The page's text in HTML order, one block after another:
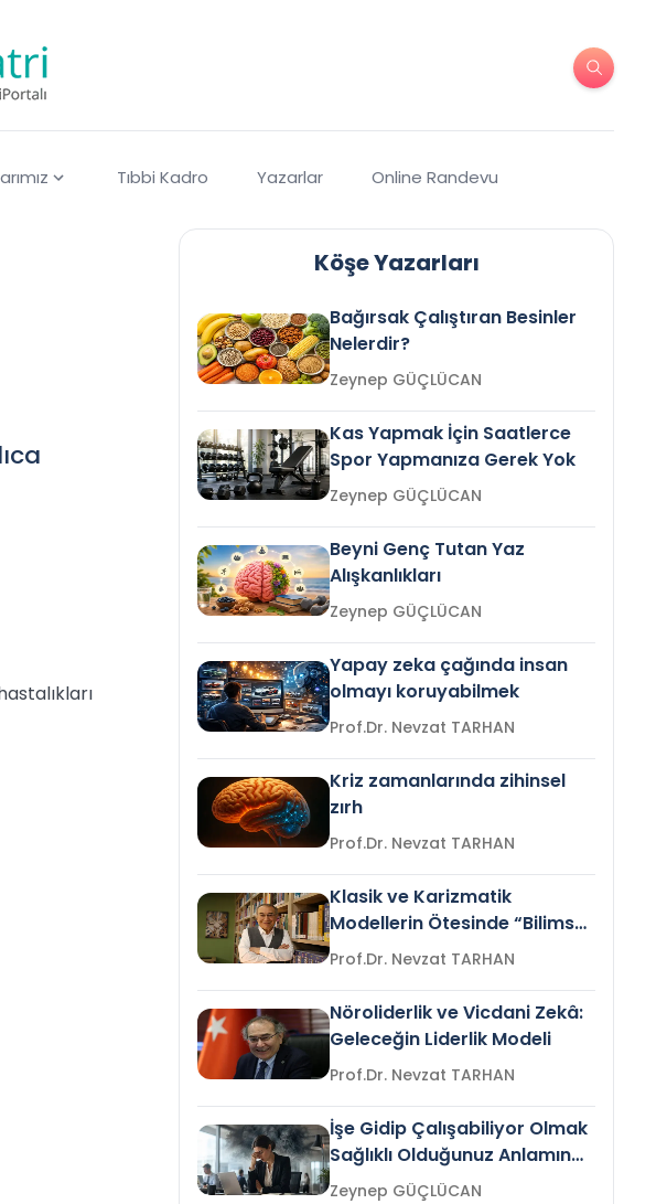
Tıbbi Kadro Yazarlar Online Randevu
Köşe Yazarları
Bağırsak Çalıştıran Besinler
Nelerdir?
Zeynep GÜÇLÜCAN
Kas Yapmak İçin Saatlerce
Spor Yapmanıza Gerek Yok
Zeynep GÜÇLÜCAN
Beyni Genç Tutan Yaz
Alışkanlıkları
Zeynep GÜÇLÜCAN
Yapay zeka çağında insan
olmayı koruyabilmek
Prof.Dr. Nevzat TARHAN
Kriz zamanlarında zihinsel
zırh
Prof.Dr. Nevzat TARHAN
Klasik ve Karizmatik
Modellerin Ötesinde “Bilimsel
Liderlik”
Prof.Dr. Nevzat TARHAN
Nöroliderlik ve Vicdani Zekâ:
Geleceğin Liderlik Modeli
Prof.Dr. Nevzat TARHAN
İşe Gidip Çalışabiliyor Olmak
Sağlıklı Olduğunuz Anlamına
Gelir mi?Zeynep GÜÇLÜCAN